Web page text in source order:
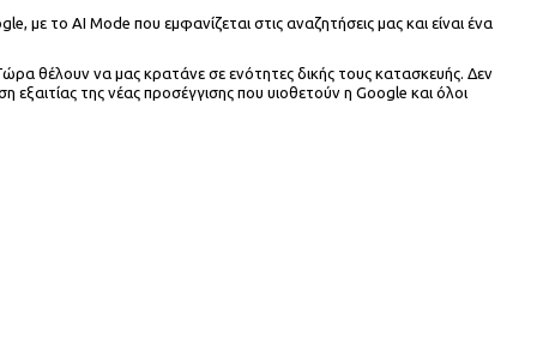
το AI Mode που εμφανίζεται στις αναζητήσεις μας και είναι ένα
θέλουν να μας κρατάνε σε ενότητες δικής τους κατασκευής. Δεν
της νέας προσέγγισης που υιοθετούν η Google και όλοι